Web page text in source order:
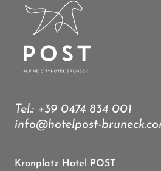
Tel.: +39 0474 834 001
info@hotelpost-
Kronplatz Hotel POST